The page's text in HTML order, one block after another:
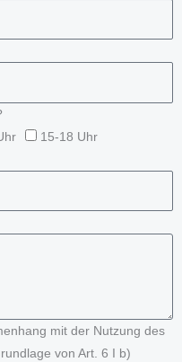
15-18 Uhr
mit der Nutzung des
von Art. 6 I b)